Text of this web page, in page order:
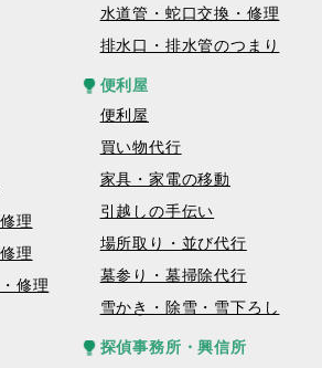
理
理
修理
水道管・蛇口交換・修理
排水口・排水管のつまり
便利屋
便利屋
買い物代行
家具・家電の移動
引越しの手伝い
場所取り・並び代行
墓参り・墓掃除代行
雪かき・除雪・雪下ろし
探偵事務所・興信所